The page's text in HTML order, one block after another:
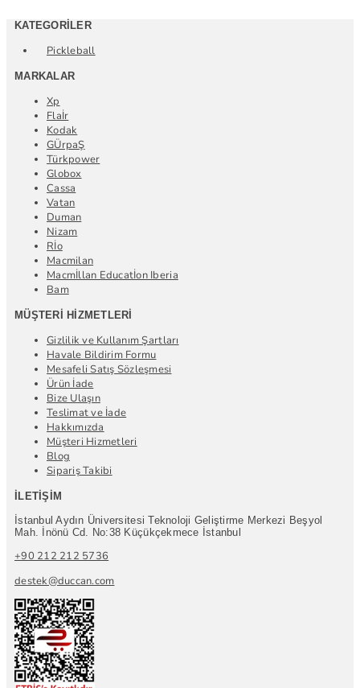
KATEGORILER
Pickleball
MARKALAR
Xp
Flaİr
Kodak
GÜrpaŞ
Türkpower
Globox
Cassa
Vatan
Duman
Nizam
Rİo
Macmilan
Macmİllan Educatİon Iberia
Bam
MÜŞTERI HIZMETLERI
Gizlilik ve Kullanım Şartları
Havale Bildirim Formu
Mesafeli Satış Sözleşmesi
Ürün İade
Bize Ulaşın
Teslimat ve İade
Hakkımızda
Müşteri Hizmetleri
Blog
Sipariş Takibi
İLETIŞIM
İstanbul Aydın Üniversitesi Teknoloji Geliştirme Merkezi Beşyol
Mah. İnönü Cd. No:38 Küçükçekmece İstanbul
+90 212 212 5736
destek@duccan.com